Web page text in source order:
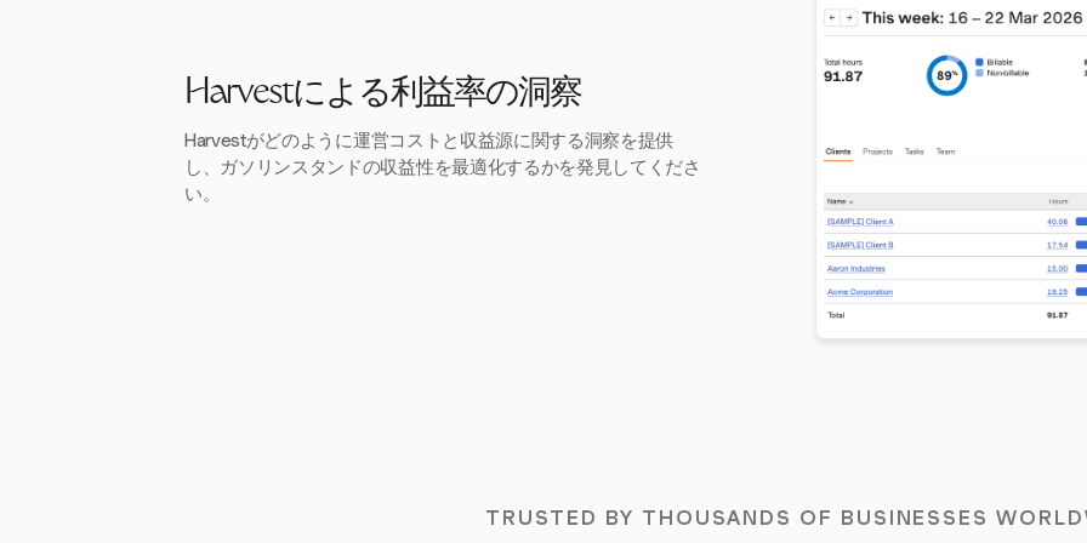
Harvestによる利益率の洞察
Harvestがどのように運営コストと収益源に関する洞察を提供
し、ガソリンスタンドの収益性を最適化するかを発見してくださ
い。
TRUSTED BY THOUSANDS OF BUSINESSES